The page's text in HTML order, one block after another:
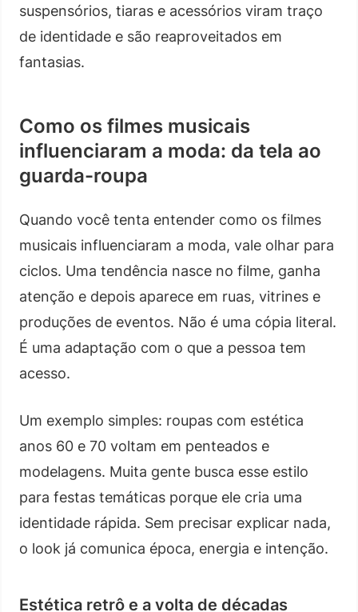
suspensórios, tiaras e acessórios viram traço
de identidade e são reaproveitados em
fantasias.
Como os filmes musicais
influenciaram a moda: da tela ao
guarda-roupa
Quando você tenta entender como os filmes
musicais influenciaram a moda, vale olhar para
ciclos. Uma tendência nasce no filme, ganha
atenção e depois aparece em ruas, vitrines e
produções de eventos. Não é uma cópia literal.
É uma adaptação com o que a pessoa tem
acesso.
Um exemplo simples: roupas com estética
anos 60 e 70 voltam em penteados e
modelagens. Muita gente busca esse estilo
para festas temáticas porque ele cria uma
identidade rápida. Sem precisar explicar nada,
o look já comunica época, energia e intenção.
Estética retrô e a volta de décadas